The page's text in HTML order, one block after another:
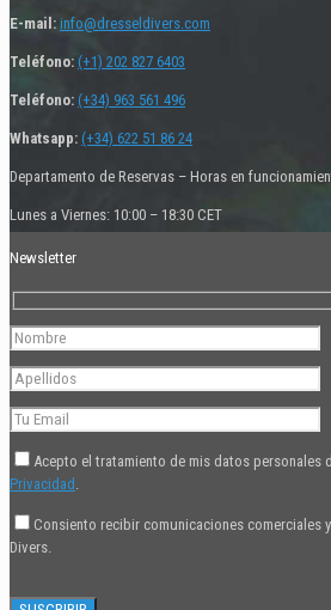
E-mail: info@dresseldivers.com
Teléfono: (+1) 202 827 6403
Teléfono: (+34) 963 561 496
Whatsapp: (+34) 622 51 86 24
Departamento de Reservas – Horas en
Lunes a Viernes: 10:00 – 18:30 CET
Newsletter
Acepto el tratamiento de mis datos personales
Privacidad .
Consiento recibir comunicaciones comerciales
Divers.